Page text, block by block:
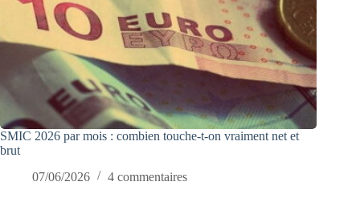
SMIC 2026 par mois : combien touche-t-on vraiment net et
brut
07/06/2026
4 commentaires